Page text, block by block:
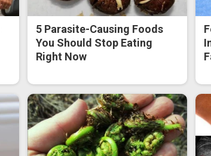
5 Parasite-Causing Foods
You Should Stop Eating
Right Now